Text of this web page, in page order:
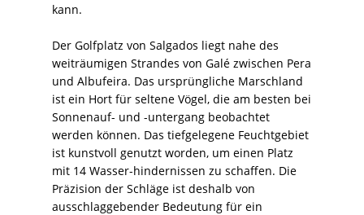
kann.
Der Golfplatz von Salgados liegt nahe des
weiträumigen Strandes von Galé zwischen Pera
und Albufeira. Das ursprüngliche Marschland
ist ein Hort für seltene Vögel, die am besten bei
Sonnenauf- und -untergang beobachtet
werden können. Das tiefgelegene Feuchtgebiet
ist kunstvoll genutzt worden, um einen Platz
mit 14 Wasser-hindernissen zu schaffen. Die
Präzision der Schläge ist deshalb von
ausschlaggebender Bedeutung für ein